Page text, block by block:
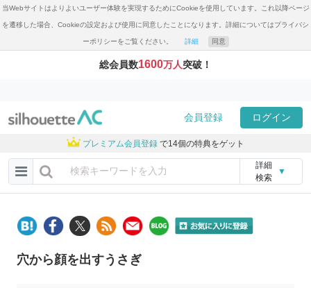
当Webサイトはよりよいユーザー体験を実現するためにCookieを使用しています。これ以降ページ
を遷移した場合、Cookieの設定および使用に同意したことになります。詳細についてはプライバシ
ーポリシーをご覧ください。 詳細 同意
総会員数1600万人突破！
会員登録 ログイン
プレミアム会員登録 で14個の特典をゲット
詳細
検索
▼
穴から顔を出すうさぎ